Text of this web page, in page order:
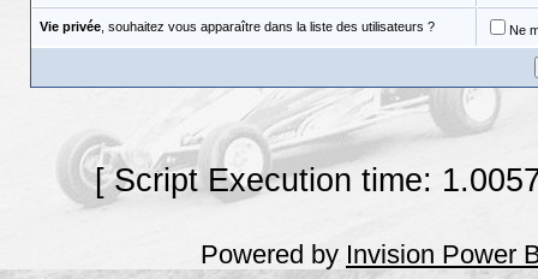
Vie privée, souhaitez vous apparaître dans la liste des utilisateurs ? Ne
[ Script Execution time:
Powered by Invision Power